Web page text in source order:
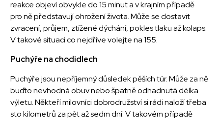
reakce objeví obvykle do 15 minut a v krajním případě
pro ně představují ohrožení života. Může se dostavit
zvracení, průjem, ztížené dýchání, pokles tlaku až kolaps.
V takové situaci co nejdříve volejte na 155.
Puchýře na chodidlech
Puchýře jsou nepříjemný důsledek pěších túr. Může za ně
buďto nevhodná obuv nebo špatně odhadnutá délka
výletu. Někteří milovníci dobrodružství si rádi naloží třeba
sto kilometrů za pět až sedm dní. V takovém případě